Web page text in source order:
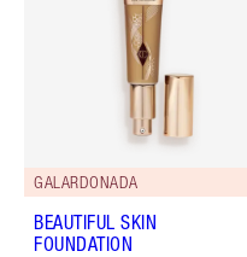
GALARDONADA
BEAUTIFUL SKIN
FOUNDATION